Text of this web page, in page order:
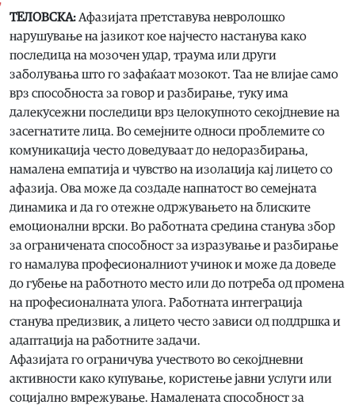
ТЕЛОВСКА: Афазијата претставува невролошко
нарушување на јазикот кое најчесто настанува како
последица на мозочен удар, траума или други
заболувања што го зафаќаат мозокот. Таа не влијае само
врз способноста за говор и разбирање, туку има
далекусежни последици врз целокупното секојдневие на
засегнатите лица. Во семејните односи проблемите со
комуникација често доведуваат до недоразбирања,
намалена емпатија и чувство на изолација кај лицето со
афазија. Ова може да создаде напнатост во семејната
динамика и да го отежне одржувањето на блиските
емоционални врски. Во работната средина станува збор
за ограничената способност за изразување и разбирање
го намалува професионалниот учинок и може да доведе
до губење на работното место или до потреба од промена
на професионалната улога. Работната интеграција
станува предизвик, а лицето често зависи од поддршка и
адаптација на работните задачи.
Афазијата го ограничува учеството во секојдневни
активности како купување, користење јавни услуги или
социјално вмрежување. Намалената способност за